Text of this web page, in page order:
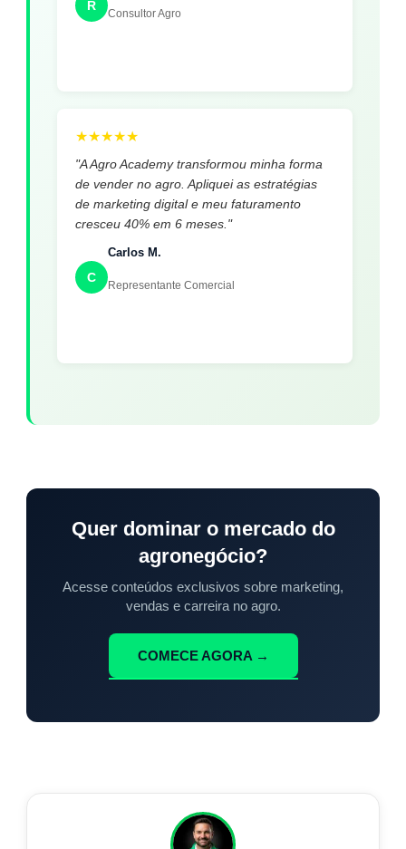
R
Consultor Agro
★★★★★
"A Agro Academy transformou minha forma
de vender no agro. Apliquei as estratégias
de marketing digital e meu faturamento
cresceu 40% em 6 meses."
C
Carlos M.
Representante Comercial
Quer dominar o mercado do
agronegócio?
Acesse conteúdos exclusivos sobre marketing,
vendas e carreira no agro.
COMECE AGORA →